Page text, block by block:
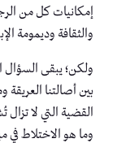
إمكانيات كل من
والثقافة وديمومة
ولكن؛ يبقى السؤال
بين أصالتنا
القضية التي لا
وما هو الاختلاط في